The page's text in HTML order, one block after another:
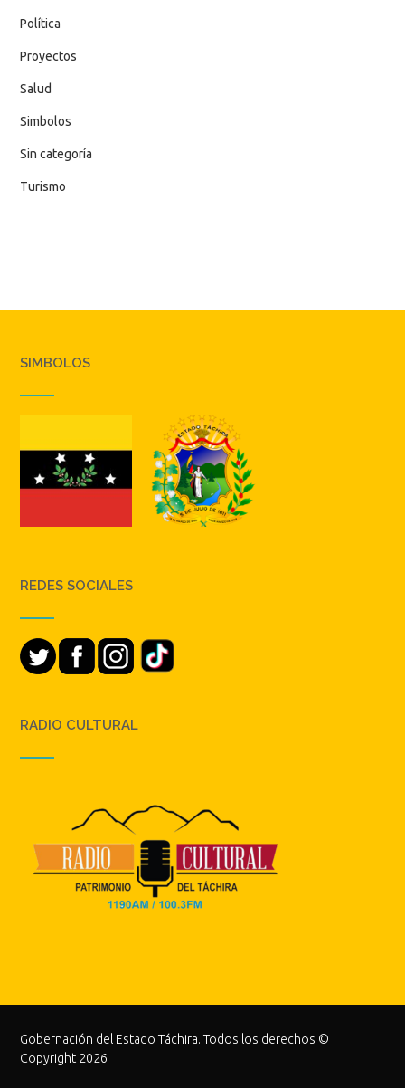
Política
Proyectos
Salud
Simbolos
Sin categoría
Turismo
SIMBOLOS
REDES SOCIALES
RADIO CULTURAL
Gobernación del Estado Táchira. Todos los derechos ©
Copyright 2026